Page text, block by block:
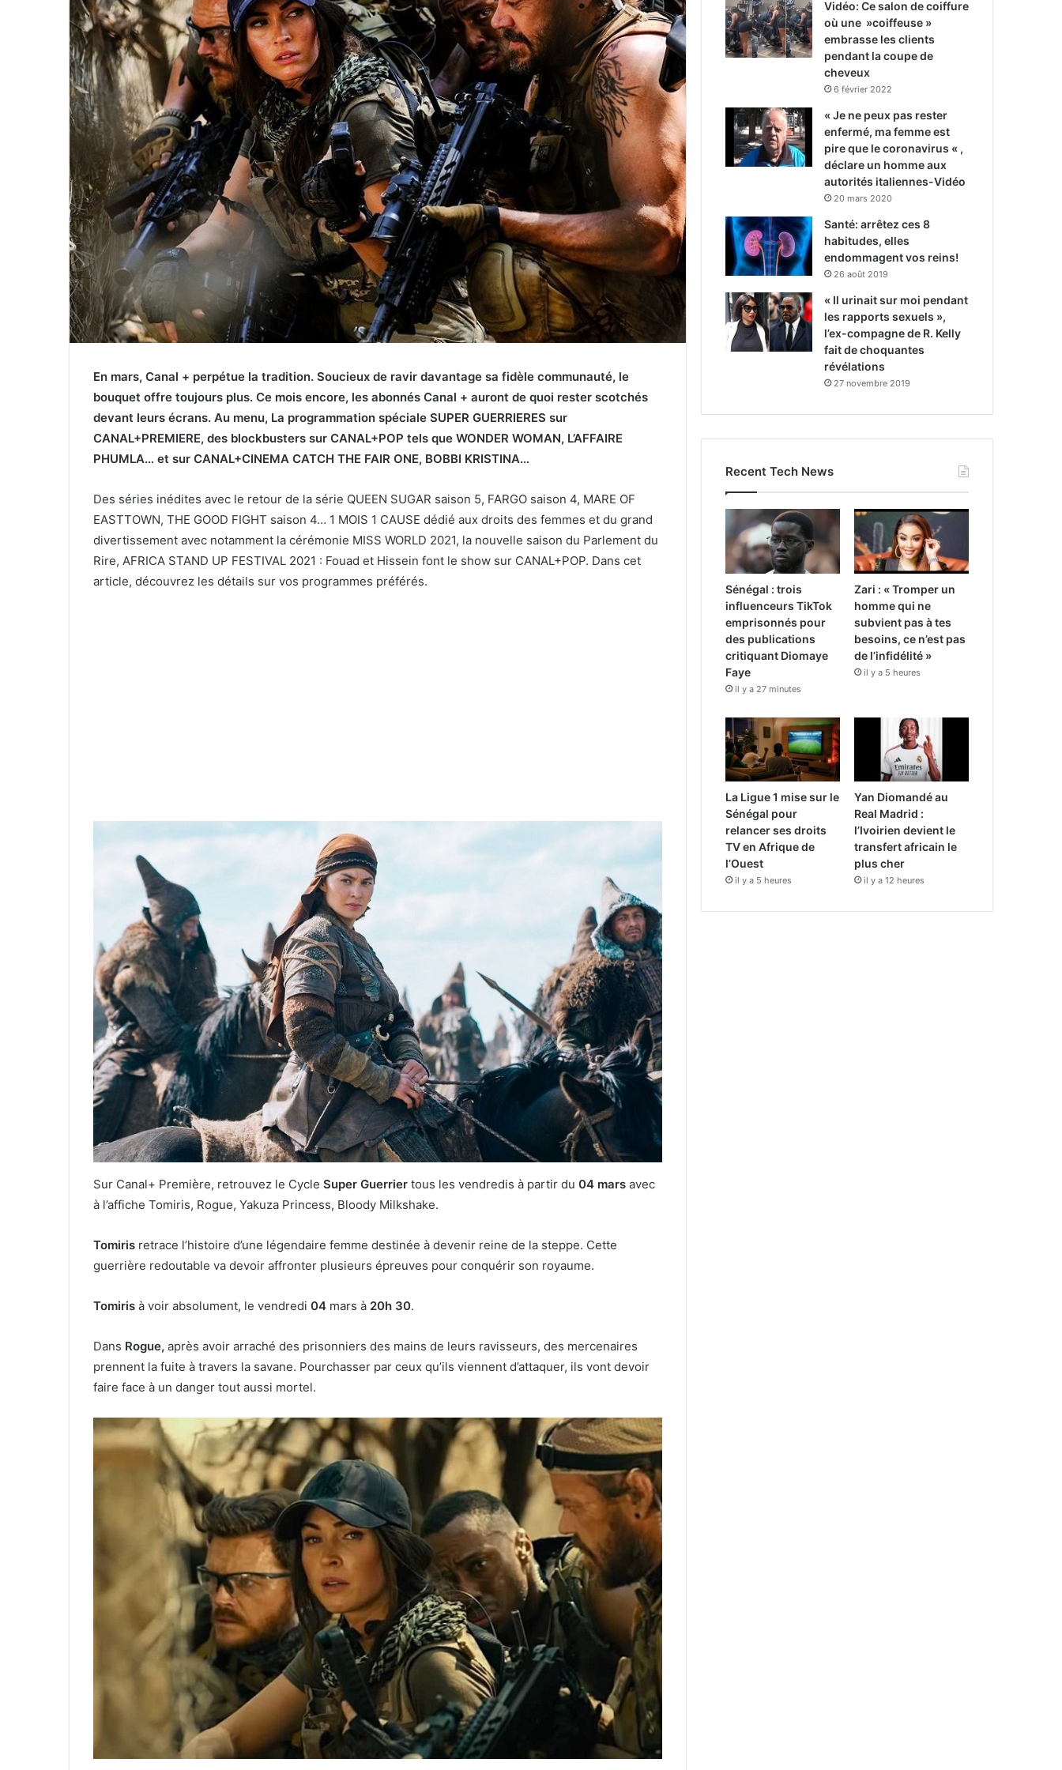
En mars, Canal + perpétue la tradition. Soucieux de ravir davantage sa fidèle communauté, le
bouquet offre toujours plus. Ce mois encore, les abonnés Canal + auront de quoi rester scotchés
devant leurs écrans. Au menu, La programmation spéciale SUPER GUERRIERES sur
CANAL+PREMIERE, des blockbusters sur CANAL+POP tels que WONDER WOMAN, L’AFFAIRE
PHUMLA… et sur CANAL+CINEMA CATCH THE FAIR ONE, BOBBI KRISTINA…
Des séries inédites avec le retour de la série QUEEN SUGAR saison 5, FARGO saison 4, MARE OF
EASTTOWN, THE GOOD FIGHT saison 4… 1 MOIS 1 CAUSE dédié aux droits des femmes et du grand
divertissement avec notamment la cérémonie MISS WORLD 2021, la nouvelle saison du Parlement du
Rire, AFRICA STAND UP FESTIVAL 2021 : Fouad et Hissein font le show sur CANAL+POP. Dans cet
article, découvrez les détails sur vos programmes préférés.
Sur Canal+ Première, retrouvez le Cycle Super Guerrier tous les vendredis à partir du 04 mars avec
à l’affiche Tomiris, Rogue, Yakuza Princess, Bloody Milkshake.
Tomiris retrace l’histoire d’une légendaire femme destinée à devenir reine de la steppe. Cette
guerrière redoutable va devoir affronter plusieurs épreuves pour conquérir son royaume.
Tomiris à voir absolument, le vendredi 04 mars à 20h 30.
Dans Rogue, après avoir arraché des prisonniers des mains de leurs ravisseurs, des mercenaires
prennent la fuite à travers la savane. Pourchasser par ceux qu’ils viennent d’attaquer, ils vont devoir
faire face à un danger tout aussi mortel.
Vidéo: Ce salon de coiffure
où une »coiffeuse »
embrasse les clients
pendant la coupe de
cheveux
6 février 2022
« Je ne peux pas rester
enfermé, ma femme est
pire que le coronavirus « ,
déclare un homme aux
autorités italiennes-Vidéo
20 mars 2020
Santé: arrêtez ces 8
habitudes, elles
endommagent vos reins!
26 août 2019
« Il urinait sur moi pendant
les rapports sexuels »,
l’ex-compagne de R. Kelly
fait de choquantes
révélations
27 novembre 2019
Recent Tech News
Sénégal : trois
influenceurs TikTok
emprisonnés pour
des publications
critiquant Diomaye
Faye
il y a 27 minutes
Zari : « Tromper un
homme qui ne
subvient pas à tes
besoins, ce n’est pas
de l’infidélité »
il y a 5 heures
La Ligue 1 mise sur le
Sénégal pour
relancer ses droits
TV en Afrique de
l’Ouest
il y a 5 heures
Yan Diomandé au
Real Madrid :
l’Ivoirien devient le
transfert africain le
plus cher
il y a 12 heures